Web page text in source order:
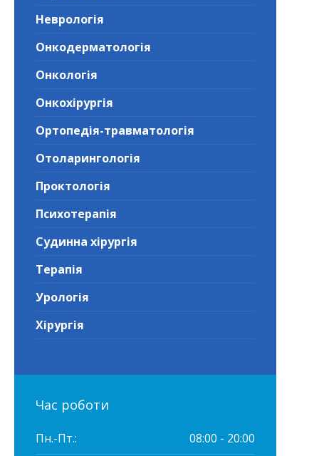
Неврологія
Онкодерматологія
Онкологія
Онкохірургія
Ортопедія-травматологія
Отоларингологія
Проктологія
Психотерапія
Судинна хірургія
Терапія
Урологія
Хірургія
Час роботи
Пн.-Пт.: 08:00 - 20:00